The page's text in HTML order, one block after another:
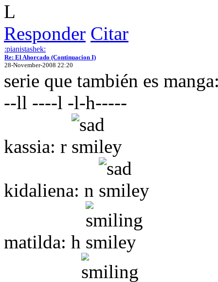
L
Responder Citar
:pianistashek:
Re: El Ahorcado (Continuacion I)
28-November-2008 22:20
serie que también es
--ll ----l -l-h-----
kassia: r
kidaliena: n
matilda: h